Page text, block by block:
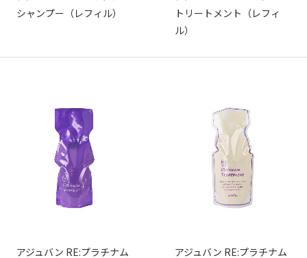
シャンプー（レフィル）
トリートメント（レフィ
ル）
アジュバン RE:プラチナム
アジュバン RE:プラチナム